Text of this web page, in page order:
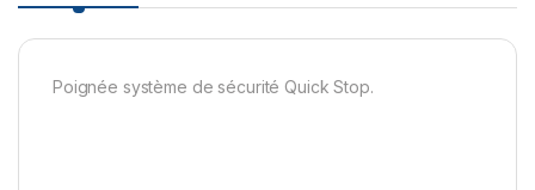
Poignée système de sécurité Quick Stop.